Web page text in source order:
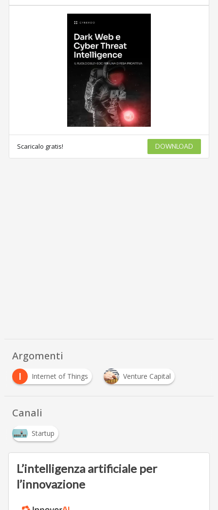
Scaricalo gratis! DOWNLOAD
Argomenti
I
Internet of Things Venture Capital
Canali
Startup
L’intelligenza artificiale per
l’innovazione